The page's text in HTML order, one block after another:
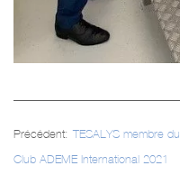
de
Précédent: TESALYS membre du
Club ADEME International 2021